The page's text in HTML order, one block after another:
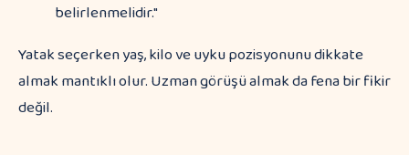
belirlenmelidir."
Yatak seçerken yaş, kilo ve uyku pozisyonunu dikkate
almak mantıklı olur. Uzman görüşü almak da fena bir fikir
değil.